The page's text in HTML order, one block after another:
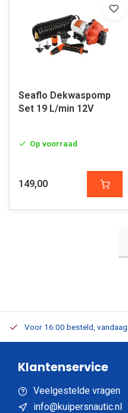
Seaflo Dekwaspomp
Set 19 L/min 12V
Op voorraad
149,00
Voor 16:00 besteld,
Klantenservice
Veelgestelde vragen
info@kuipersnautic.nl